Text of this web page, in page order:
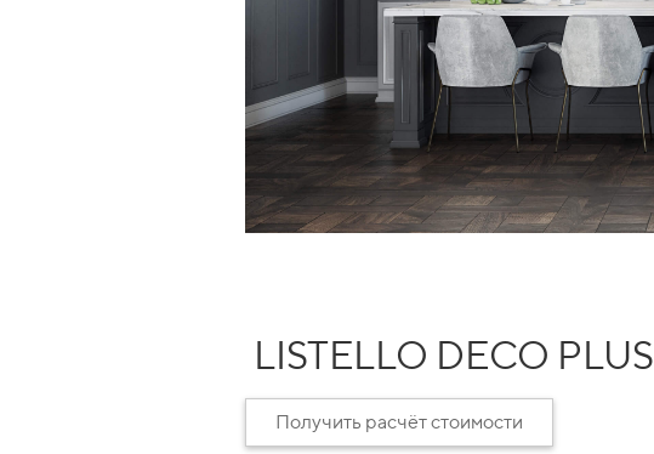
LISTELLO DECO PLUS
Получить расчёт стоимости